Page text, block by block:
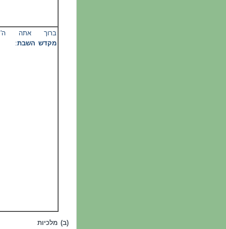
ברוך אתה ה'
מקדש השבת:
(ב) מלכיות